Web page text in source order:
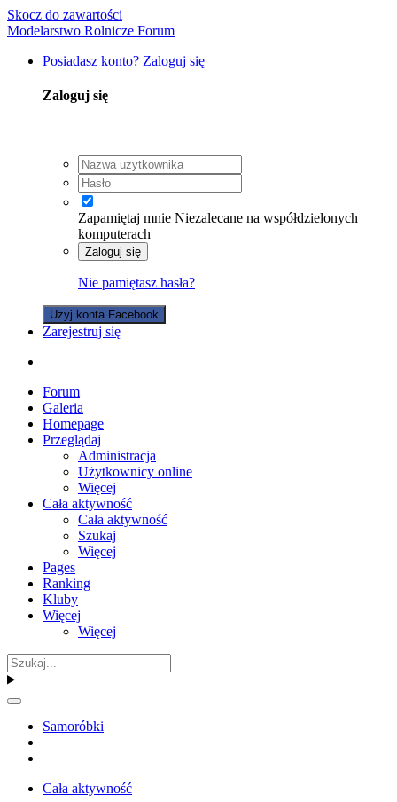
Skocz do zawartości
Modelarstwo Rolnicze Forum
Posiadasz konto? Zaloguj się
Zaloguj się
Zapamiętaj mnie Niezalecane na współdzielonych
komputerach
Zaloguj się
Nie pamiętasz hasła?
Użyj konta Facebook
Zarejestruj się
Forum
Galeria
Homepage
Przeglądaj
Administracja
Użytkownicy online
Więcej
Cała aktywność
Cała aktywność
Szukaj
Więcej
Pages
Ranking
Kluby
Więcej
Więcej
Samoróbki
Cała aktywność